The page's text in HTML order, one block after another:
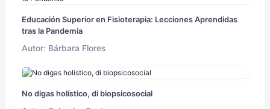
Educación Superior en Fisioterapia: Lecciones Aprendidas
tras la Pandemia
Autor: Bárbara Flores
No digas holístico, di biopsicosocial